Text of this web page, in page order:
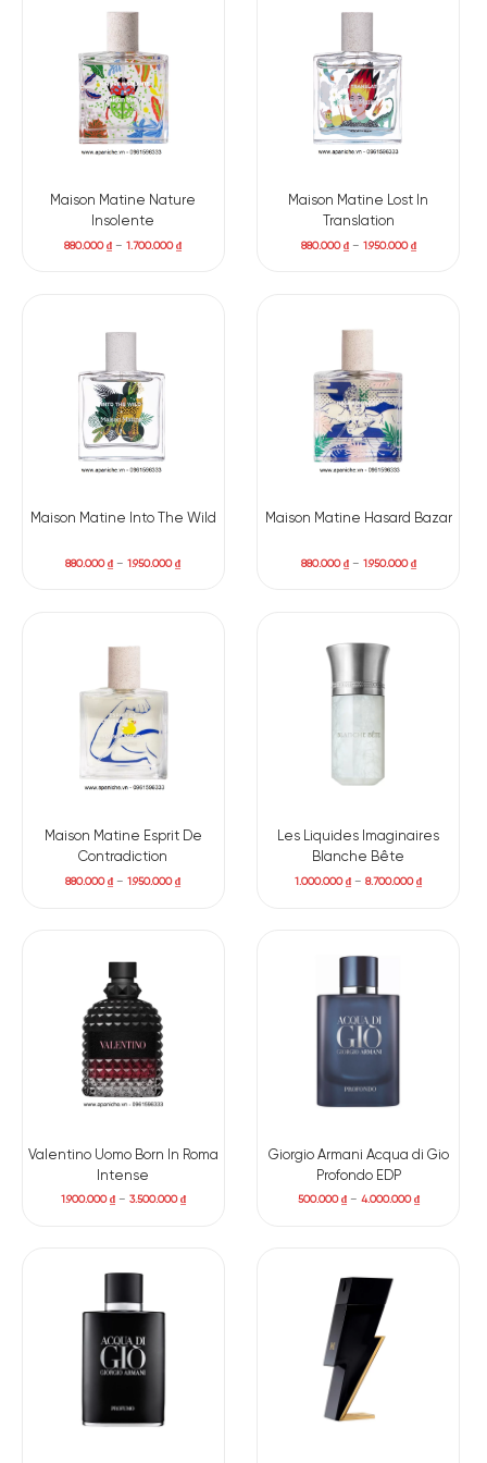
Maison Matine Nature
Insolente
880.000₫ –1.700.000₫
Maison Matine Lost In
Translation
880.000₫– 1.950.000₫
Maison Matine Into The Wild
880.000₫ –1.950.000₫
Maison Matine Hasard Bazar
880.000₫– 1.950.000₫
Maison Matine Esprit De
Contradiction
880.000₫ –1.950.000₫
Les Liquides Imaginaires
Blanche Bête
1.000.000₫ –8.700.000₫
Valentino Uomo Born In Roma
Intense
1.900.000₫– 3.500.000₫
Giorgio Armani Acqua di Gio
Profondo EDP
500.000₫– 4.000.000₫